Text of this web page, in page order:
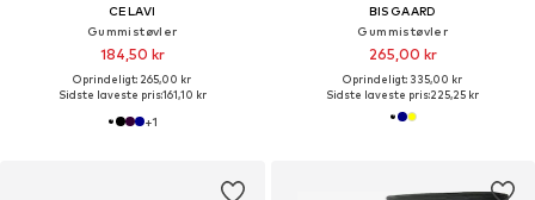
CELAVI
Gummistøvler
184,50 kr
Oprindeligt: 265,00 kr
Sidste laveste pris:161,10 kr
+1
BISGAARD
Gummistøvler
265,00 kr
Oprindeligt: 335,00 kr
Sidste laveste pris:225,25 kr